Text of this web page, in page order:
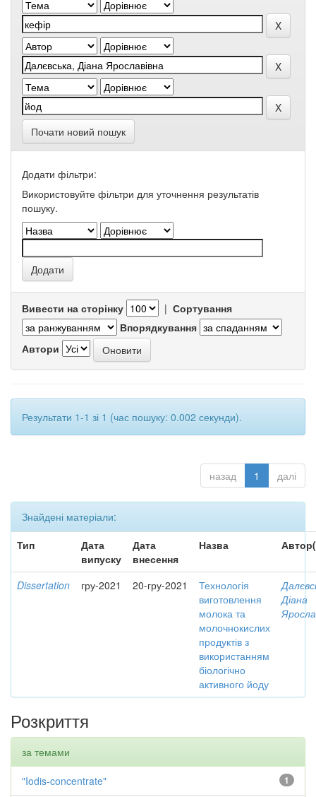
Почати новий пошук
Додати фільтри:
Використовуйте фільтри для уточнення результатів
пошуку.
Вивести на сторінку | Сортування
Впорядкування
Автори
Результати 1-1 зі 1 (час пошуку: 0.002 секунди).
назад 1 далі
Знайдені матеріали:
Тип
Дата
випуску
Дата
внесення
Назва
Dissertation гру-2021 20-гру-2021
Технологія
виготовлення
молока та
молочнокислих
продуктів з
використанням
біологічно
активного йоду
Діана
Розкриття
за темами
1
"Iodis-concentrate"